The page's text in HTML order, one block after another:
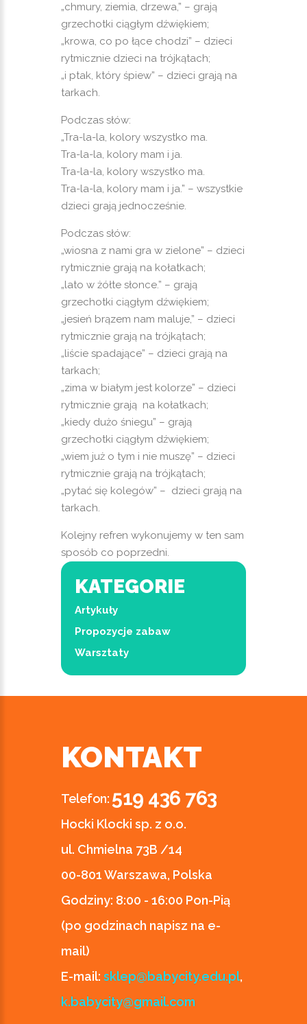
„chmury, ziemia, drzewa,” – grają
grzechotki ciągłym dźwiękiem;
„krowa, co po łące chodzi” – dzieci
rytmicznie dzieci na trójkątach;
„i ptak, który śpiew” – dzieci grają na
tarkach.
Podczas słów:
„Tra-la-la, kolory wszystko ma.
Tra-la-la, kolory mam i ja.
Tra-la-la, kolory wszystko ma.
Tra-la-la, kolory mam i ja.” – wszystkie
dzieci grają jednocześnie.
Podczas słów:
„wiosna z nami gra w zielone” – dzieci
rytmicznie grają na kołatkach;
„lato w żółte słonce.” – grają
grzechotki ciągłym dźwiękiem;
„jesień brązem nam maluje,” – dzieci
rytmicznie grają na trójkątach;
„liście spadające” – dzieci grają na
tarkach;
„zima w białym jest kolorze” – dzieci
rytmicznie grają na kołatkach;
„kiedy dużo śniegu” – grają
grzechotki ciągłym dźwiękiem;
„wiem już o tym i nie muszę” – dzieci
rytmicznie grają na trójkątach;
„pytać się kolegów” – dzieci grają na
tarkach.
Kolejny refren wykonujemy w ten sam
sposób co poprzedni.
KATEGORIE
Artykuły
Propozycje zabaw
Warsztaty
KONTAKT
Telefon: 519 436 763
Hocki Klocki sp. z o.o.
ul. Chmielna 73B /14
00-801 Warszawa, Polska
Godziny: 8:00 - 16:00 Pon-Pią
(po godzinach napisz na e-
mail)
E-mail: sklep@babycity.edu.pl,
k.babycity@gmail.com